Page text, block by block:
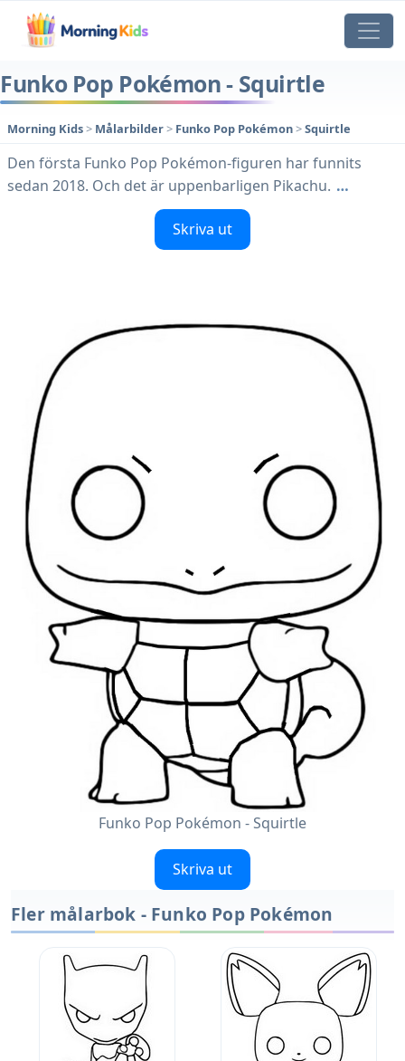
Funko Pop Pokémon - Squirtle
Morning Kids> Målarbilder> Funko Pop Pokémon>Squirtle
Den första Funko Pop Pokémon-figuren har funnits
sedan 2018. Och det är uppenbarligen Pikachu. …
Skriva ut
Funko Pop Pokémon - Squirtle
Skriva ut
Fler målarbok - Funko Pop Pokémon